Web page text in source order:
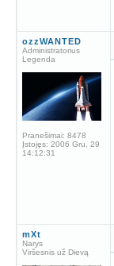
ozzWANTED
Administratorius
Legenda
Pranešimai: 8478
Įstojęs: 2006 Gru. 29
14:12:31
mXt
Narys
Viršesnis už Dievą